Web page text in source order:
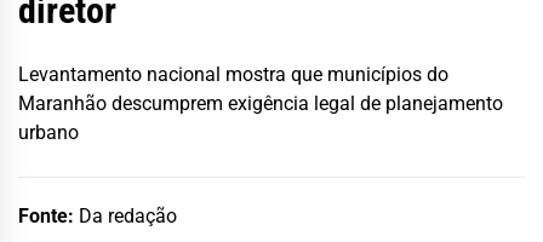
diretor
Levantamento nacional mostra que municípios do
Maranhão descumprem exigência legal de planejamento
urbano
Fonte: Da redação